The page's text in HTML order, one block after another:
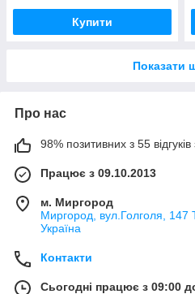
Купити
Показати
Про нас
98% позитивних з 55 відгуків
Працює з 09.10.2013
м. Миргород
Миргород, вул.Голголя,
Україна
Контакти
Сьогодні працює з 09:00